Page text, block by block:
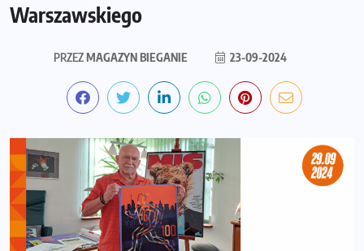
Warszawskiego
PRZEZMAGAZYN BIEGANIE 23-09-2024